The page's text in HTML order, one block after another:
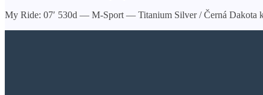
My Ride: 07′ 530d — M-Sport — Titanium Silver / Černá